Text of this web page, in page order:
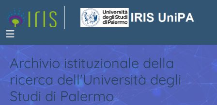
Archivio istituzionale della
ricerca dell'Università degli
Studi di Palermo